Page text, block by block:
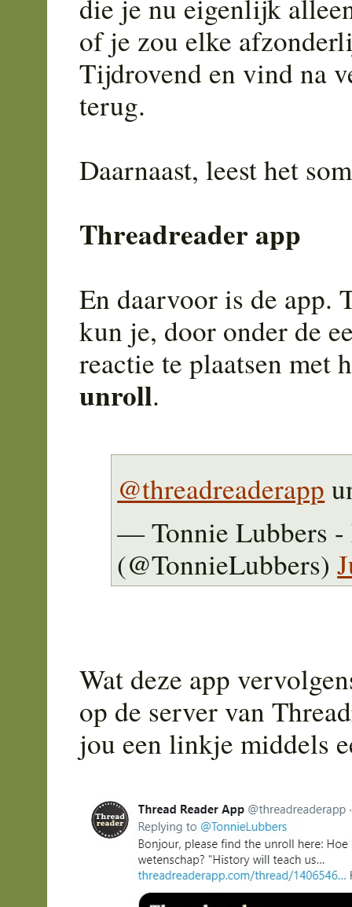
die je nu eigenlijk
of je zou elke
Tijdrovend en vind na
terug.
Daarnaast, leest het
Threadreader app
En daarvoor is de app.
kun je, door onder de
reactie te plaatsen met
unroll.
@threadreaderapp
— Tonnie Lubbers
(@TonnieLubbers)
Wat deze app
op de server van
jou een linkje middels